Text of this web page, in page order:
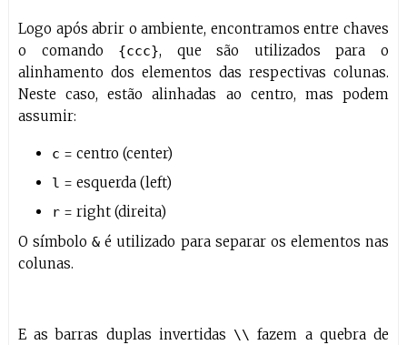
Logo após abrir o ambiente, encontramos entre chaves
o comando {ccc}, que são utilizados para o
alinhamento dos elementos das respectivas colunas.
Neste caso, estão alinhadas ao centro, mas podem
assumir:
c = centro (center)
l = esquerda (left)
r = right (direita)
O símbolo& é utilizado para separar os elementos nas
colunas.
E as barras duplas invertidas \\ fazem a quebra de